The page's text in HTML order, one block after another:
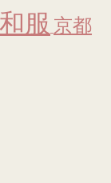
服 京都